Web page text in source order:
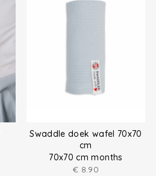
Swaddle doek wafel 70x70
cm
70x70 cm months
€ 8.90